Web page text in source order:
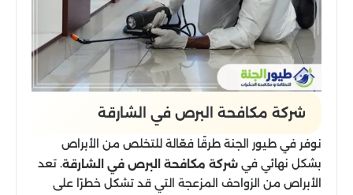
شركة مكافحة البرص في الشارقة
نوفر في طيور الجنة طرقًا فعّالة للتخلص من الأبراص
بشكل نهائي في شركة مكافحة البرص في الشارقة. تعد
الأبراص من الزواحف المزعجة التي قد تشكل خطرًا على